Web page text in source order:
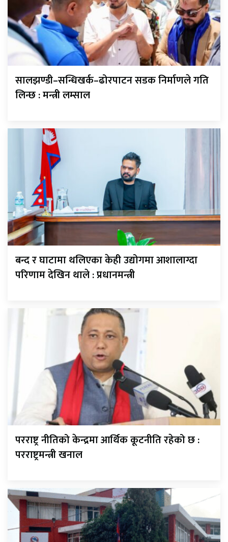
सालझण्डी–सन्धिखर्क–ढोरपाटन सडक निर्माणले गति
लिन्छ : मन्त्री लम्साल
बन्द र घाटामा थलिएका केही उद्योगमा आशालाग्दा
परिणाम देखिन थाले : प्रधानमन्त्री
परराष्ट्र नीतिको केन्द्रमा आर्थिक कूटनीति रहेको छ :
परराष्ट्रमन्त्री खनाल